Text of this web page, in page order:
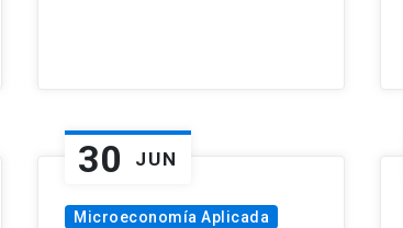
30 JUN
Microeconomía Aplicada